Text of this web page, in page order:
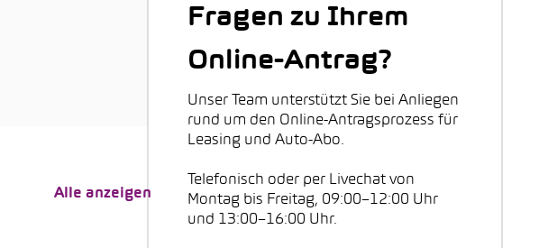
Alle anzeigen
Fragen zu Ihrem
Online-Antrag?
Unser Team unterstützt Sie bei Anliegen
rund um den Online-Antragsprozess für
Leasing und Auto-Abo.
Telefonisch oder per Livechat von
Montag bis Freitag, 09:00–12:00 Uhr
und 13:00–16:00 Uhr.